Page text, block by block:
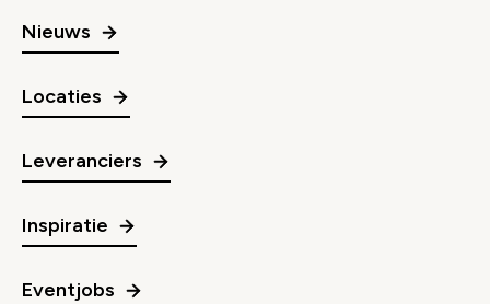
Nieuws
Locaties
Leveranciers
Inspiratie
Eventjobs